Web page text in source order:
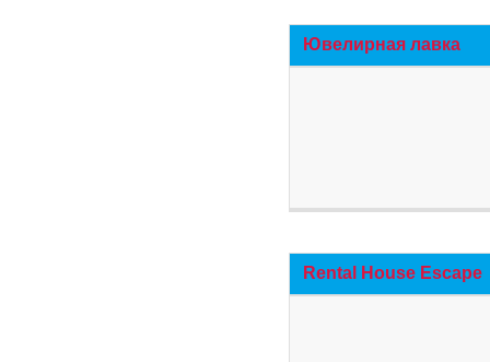
Ювелирная лавка
Rental House Escape